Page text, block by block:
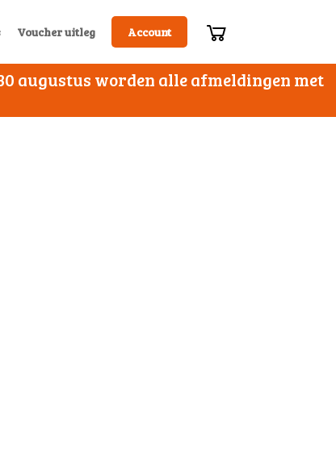
Voucher uitleg Account
augustus worden alle afmeldingen met